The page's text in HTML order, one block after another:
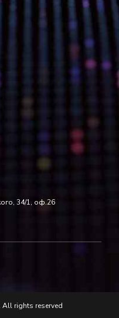
34/1, оф.26
All rights reserved